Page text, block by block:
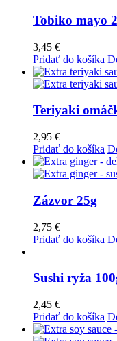
Tobiko mayo
3,45 €
Pridať do košíka
Teriyaki
2,95 €
Pridať do košíka
Zázvor 25g
2,75 €
Pridať do košíka
Sushi ryža
2,45 €
Pridať do košíka